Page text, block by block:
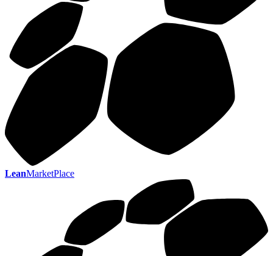
LeanMarketPlace